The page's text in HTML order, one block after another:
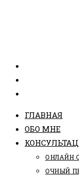
ГЛАВНАЯ
ОБО МНЕ
ОНЛАЙН
ОЧНЫЙ